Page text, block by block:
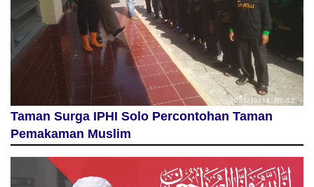
Taman Surga IPHI Solo Percontohan Taman
Pemakaman Muslim